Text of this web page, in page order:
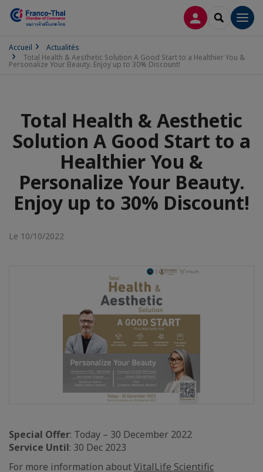
CONNEXION
Accueil
Actualités
Total Health & Aesthetic Solution A Good Start to a Healthier You &
Personalize Your Beauty. Enjoy up to 30% Discount!
Total Health & Aesthetic
Solution A Good Start to a
Healthier You &
Personalize Your Beauty.
Enjoy up to 30% Discount!
Le 10/10/2022
Special Offer: Today – 30 December 2022
Service Until: 30 Dec 2023
For more information aboutVitalLife Scientific